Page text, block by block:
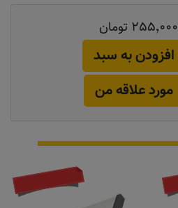
۲۵۵٬۰۰۰ تومان
افزودن به سبد
مورد علاقه من
موجود نیست